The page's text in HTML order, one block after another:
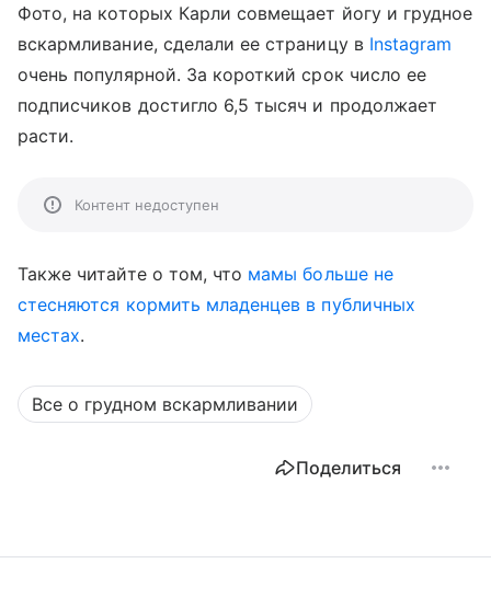
Фото, на которых Карли совмещает йогу и грудное
вскармливание, сделали ее страницу в Instagram
очень популярной. За короткий срок число ее
подписчиков достигло 6,5 тысяч и продолжает
расти.
Контент недоступен
Также читайте о том, что мамы больше не
стесняются кормить младенцев в публичных
местах.
Все о грудном вскармливании
Поделиться